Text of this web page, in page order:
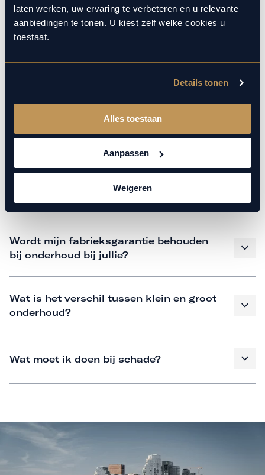
laten werken, uw ervaring te verbeteren en u relevante
aanbiedingen te tonen. U kiest zelf welke cookies u
toestaat.
Details tonen
Alles toestaan
Aanpassen
Weigeren
verzorgen het onderhoud op hetzelfde niveau als een
merkdealer. Kom gerust langs in onze werkplaats voor een
Hoe weet ik welk onderhoud mijn
auto nodig heeft en wanneer?
Is vervangend vervoer mogelijk?
Wordt mijn fabrieksgarantie behouden
bij onderhoud bij jullie?
Wat is het verschil tussen klein en groot
onderhoud?
Wat moet ik doen bij schade?